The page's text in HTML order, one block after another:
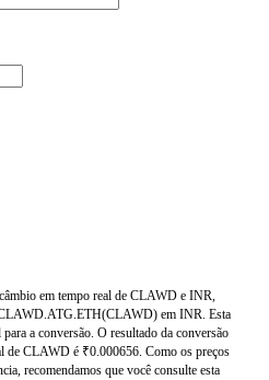
em tempo real de CLAWD e INR,
em INR. Esta
a conversão. O resultado da conversão
de CLAWD é ₹0.000656. Como os preços
recomendamos que você consulte esta